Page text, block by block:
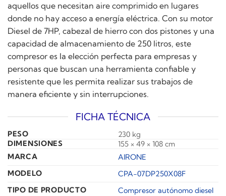
aquellos que necesitan aire comprimido en lugares
donde no hay acceso a energía eléctrica. Con su motor
Diesel de 7HP, cabezal de hierro con dos pistones y una
capacidad de almacenamiento de 250 litros, este
compresor es la elección perfecta para empresas y
personas que buscan una herramienta confiable y
resistente que les permita realizar sus trabajos de
manera eficiente y sin interrupciones.
FICHA TÉCNICA
PESO
230 kg
DIMENSIONES
155 × 49 × 108 cm
MARCA
AIRONE
MODELO
CPA-07DP250X08F
TIPO DE PRODUCTO
Compresor autónomo diesel